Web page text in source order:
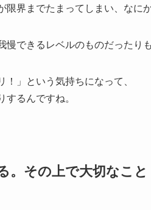
界までたまってしまい、なにか
慢できるレベルのものだったり
」という気持ちになって、
るんですね。
。その上で大切なこと